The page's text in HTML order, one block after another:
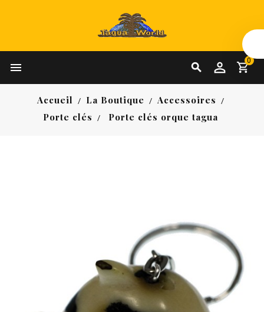

 0
Accueil La Boutique
Accessoires
Porte clés
Porte clés orque tagua